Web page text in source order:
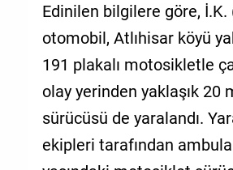
Edinilen bilgilere göre,
otomobil, Atlıhisar köyü
191 plakalı motosikletle
olay yerinden yaklaşık
sürücüsü de yaralandı.
ekipleri tarafından